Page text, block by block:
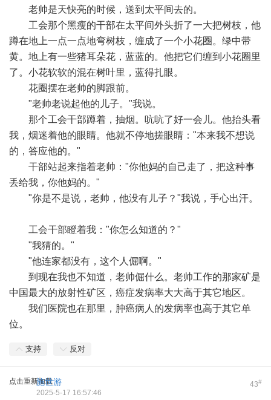
老帅是天快亮的时候，送到太平间去的。
工会那个黑瘦的干部在太平间外头折了一大把树枝，他
蹲在地上一点一点地弯树枝，缠成了一个小花圈。绿中带
黄。地上有一些猪耳朵花，蓝蓝的。他把它们缠到小花圈里
了。小花软软的混在树叶里，蓝得扎眼。
花圈摆在老帅的脚跟前。
"老帅老说起他的儿子。"我说。
那个工会干部蹲着，抽烟。吭吭了好一会儿。他抬头看
我，烟迷着他的眼睛。他就不停地搓眼睛："本来我不想说
的，答应他的。"
干部站起来指着老帅："你他妈的自己走了，把这种事
丢给我，你他妈的。"
"你是不是说，老帅，他没有儿子？"我说，手心出汗。
工会干部瞪着我："你怎么知道的？"
"我猜的。"
"他连家都没有，这个人倔啊。"
到现在我也不知道，老帅倔什么。老帅工作的那家矿是
中国最大的放射性矿区，癌症发病率大大高于其它地区。
我们医院也在那里，肿癌病人的发病率也高于其它单
位。
支持 反对
点击重新加载 43#
施世游
2025-5-17 16:57:46